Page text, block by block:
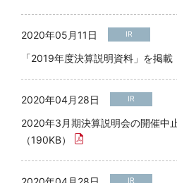
2020年05月11日 IR
「2019年度決算説明資料」を掲載
2020年04月28日 IR
2020年3月期決算説明会の開催中
（190KB）
IR